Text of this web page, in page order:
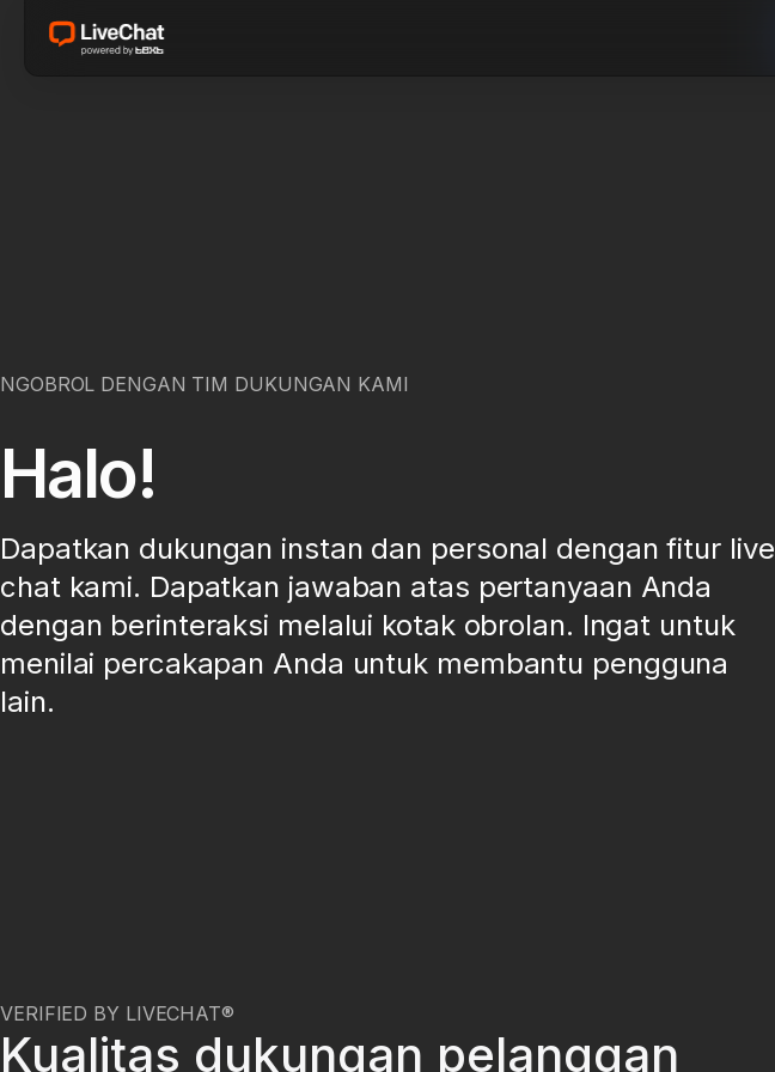
NGOBROL DENGAN TIM DUKUNGAN KAMI
Halo!
Dapatkan dukungan instan dan personal dengan fitur live
chat kami. Dapatkan jawaban atas pertanyaan Anda
dengan berinteraksi melalui kotak obrolan. Ingat untuk
menilai percakapan Anda untuk membantu pengguna
lain.
VERIFIED BY LIVECHAT®
Kualitas dukungan pelanggan